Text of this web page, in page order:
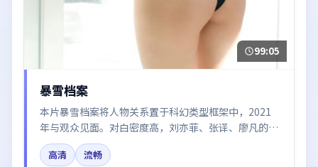
99:05
暴雪档案
本片暴雪档案将人物关系置于科幻类型框架中，2021
年与观众见面。对白密度高，刘亦菲、张译、廖凡的台
词节奏值得关注；整体气质偏日本都市与冷色调摄影。
高清
流畅